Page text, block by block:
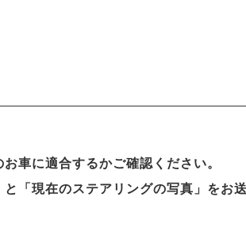
車に適合するかご確認ください。
「現在のステアリングの写真」をお